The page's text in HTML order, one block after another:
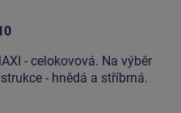
- celokovová. Na výběr
- hnědá a stříbrná.